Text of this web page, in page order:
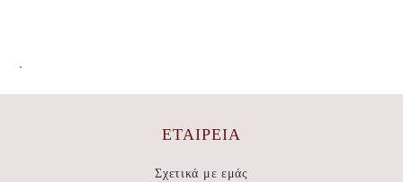
.
ΕΤΑΙΡΕΊΑ
Σχετικά με εμάς